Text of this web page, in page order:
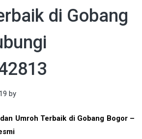
di Gobang
by
Umroh Terbaik di Gobang Bogor –